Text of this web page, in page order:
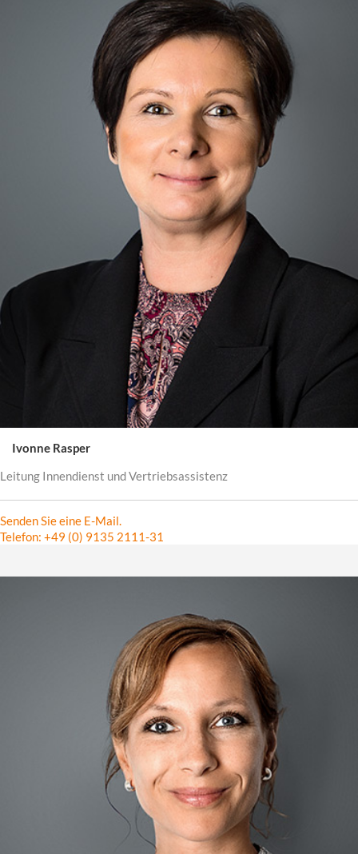
Ivonne Rasper
Leitung Innendienst und Vertriebsassistenz
Senden Sie eine E-Mail.
Telefon: +49 (0) 9135 2111-31